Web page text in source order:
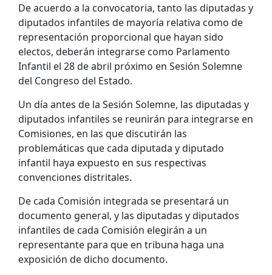
De acuerdo a la convocatoria, tanto las diputadas y
diputados infantiles de mayoría relativa como de
representación proporcional que hayan sido
electos, deberán integrarse como Parlamento
Infantil el 28 de abril próximo en Sesión Solemne
del Congreso del Estado.
Un día antes de la Sesión Solemne, las diputadas y
diputados infantiles se reunirán para integrarse en
Comisiones, en las que discutirán las
problemáticas que cada diputada y diputado
infantil haya expuesto en sus respectivas
convenciones distritales.
De cada Comisión integrada se presentará un
documento general, y las diputadas y diputados
infantiles de cada Comisión elegirán a un
representante para que en tribuna haga una
exposición de dicho documento.